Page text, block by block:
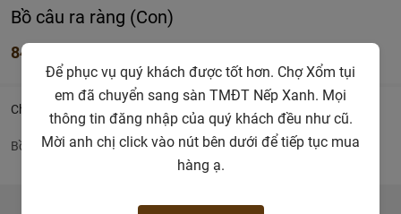
Bồ câu ra ràng (Con)
84.000đ
Chi tiết
Bồ câu
Để phục vụ quý khách được tốt hơn. Chợ Xổm tụi
em đã chuyển sang sàn TMĐT Nếp Xanh. Mọi
thông tin đăng nhập của quý khách đều như cũ.
Mời anh chị click vào nút bên dưới để tiếp tục mua
hàng ạ.